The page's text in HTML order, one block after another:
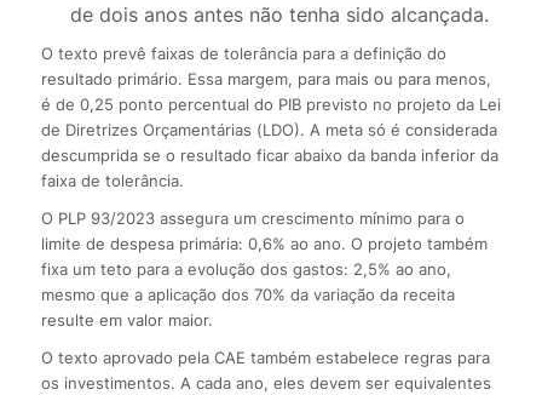
de dois anos antes não tenha sido alcançada.
O texto prevê faixas de tolerância para a definição do
resultado primário. Essa margem, para mais ou para menos,
é de 0,25 ponto percentual do PIB previsto no projeto da Lei
de Diretrizes Orçamentárias (LDO). A meta só é considerada
descumprida se o resultado ficar abaixo da banda inferior da
faixa de tolerância.
O PLP 93/2023 assegura um crescimento mínimo para o
limite de despesa primária: 0,6% ao ano. O projeto também
fixa um teto para a evolução dos gastos: 2,5% ao ano,
mesmo que a aplicação dos 70% da variação da receita
resulte em valor maior.
O texto aprovado pela CAE também estabelece regras para
os investimentos. A cada ano, eles devem ser equivalentes